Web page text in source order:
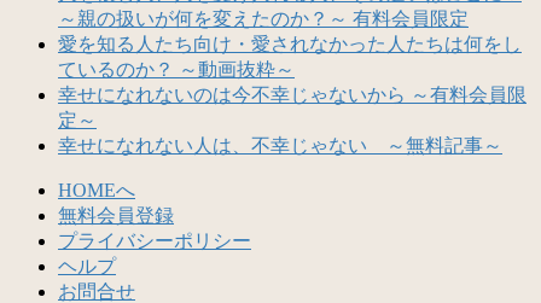
～親の扱いが何を変えたのか？～ 有料会員限定
愛を知る人たち向け・愛されなかった人たちは何をし
ているのか？ ～動画抜粋～
幸せになれないのは今不幸じゃないから ～有料会員限
定～
幸せになれない人は、不幸じゃない ～無料記事～
HOMEへ
無料会員登録
プライバシーポリシー
ヘルプ
お問合せ